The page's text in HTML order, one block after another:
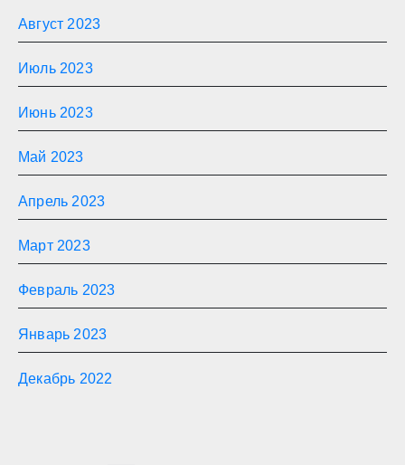
Август 2023
Июль 2023
Июнь 2023
Май 2023
Апрель 2023
Март 2023
Февраль 2023
Январь 2023
Декабрь 2022